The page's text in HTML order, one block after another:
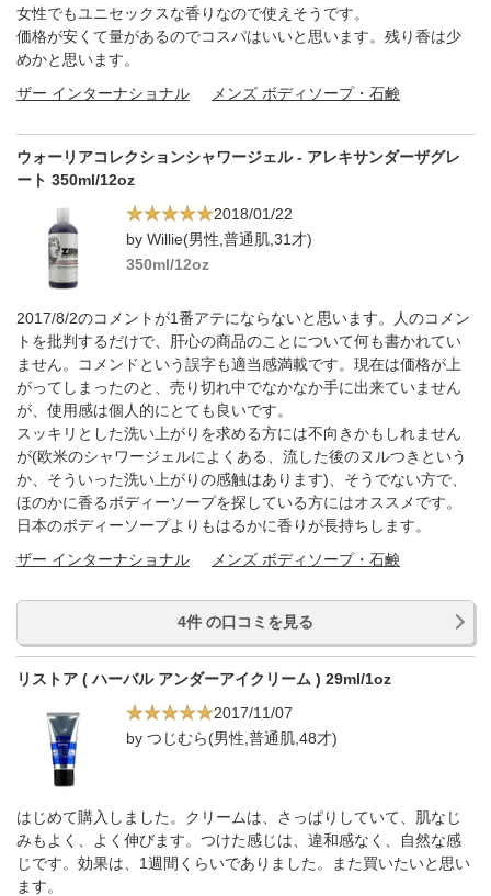
女性でもユニセックスな香りなので使えそうです。
価格が安くて量があるのでコスパはいいと思います。残り香は少
めかと思います。
ザー インターナショナル
メンズ ボディソープ・石鹸
ウォーリアコレクションシャワージェル - アレキサンダーザグレ
ート 350ml/12oz
2018/01/22
by Willie(男性,普通肌,31才)
350ml/12oz
2017/8/2のコメントが1番アテにならないと思います。人のコメン
トを批判するだけで、肝心の商品のことについて何も書かれてい
ません。コメンドという誤字も適当感満載です。現在は価格が上
がってしまったのと、売り切れ中でなかなか手に出来ていません
が、使用感は個人的にとても良いです。
スッキリとした洗い上がりを求める方には不向きかもしれません
が(欧米のシャワージェルによくある、流した後のヌルつきという
か、そういった洗い上がりの感触はあります)、そうでない方で、
ほのかに香るボディーソープを探している方にはオススメです。
日本のボディーソープよりもはるかに香りが長持ちします。
ザー インターナショナル
メンズ ボディソープ・石鹸
4件 の口コミを見る
リストア ( ハーバル アンダーアイクリーム ) 29ml/1oz
2017/11/07
by つじむら(男性,普通肌,48才)
はじめて購入しました。クリームは、さっぱりしていて、肌なじ
みもよく、よく伸びます。つけた感じは、違和感なく、自然な感
じです。効果は、1週間くらいでありました。また買いたいと思い
ます。